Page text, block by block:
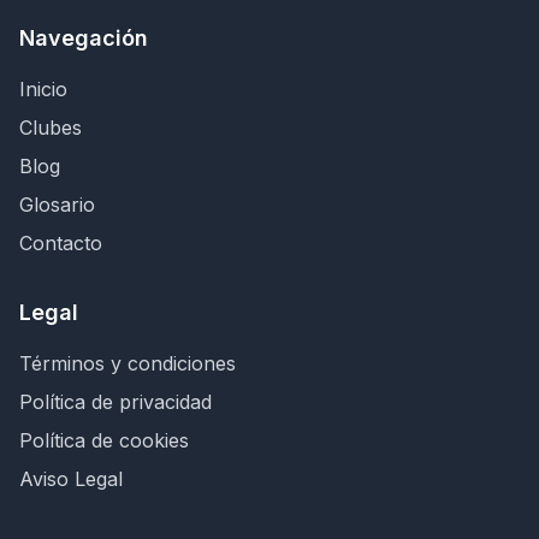
Navegación
Inicio
Clubes
Blog
Glosario
Contacto
Legal
Términos y condiciones
Política de privacidad
Política de cookies
Aviso Legal